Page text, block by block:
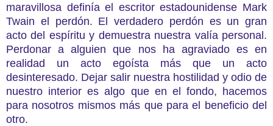
maravillosa definía el escritor estadounidense Mark
Twain el perdón. El verdadero perdón es un gran
acto del espíritu y demuestra nuestra valía personal.
Perdonar a alguien que nos ha agraviado es en
realidad un acto egoísta más que un acto
desinteresado. Dejar salir nuestra hostilidad y odio de
nuestro interior es algo que en el fondo, hacemos
para nosotros mismos más que para el beneficio del
otro.